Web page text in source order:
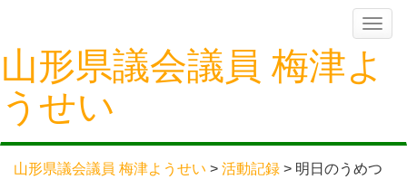
content
Toggle
navigation
山形県議会議員 梅津よ
うせい
山形県議会議員 梅津ようせい > 活動記録 > 明日のうめつ